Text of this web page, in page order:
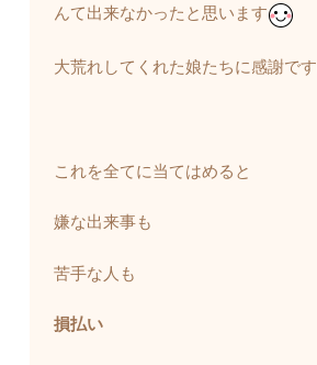
んて出来なかったと思います
大荒れしてくれた娘たちに感謝です
これを全てに当てはめると
嫌な出来事も
苦手な人も
損払い